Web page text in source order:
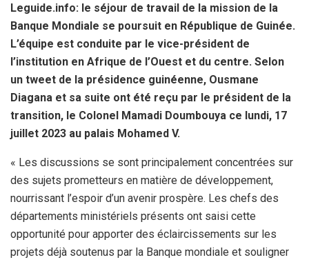
Leguide.info: le séjour de travail de la mission de la
Banque Mondiale se poursuit en République de Guinée.
L’équipe est conduite par le vice-président de
l’institution en Afrique de l’Ouest et du centre. Selon
un tweet de la présidence guinéenne, Ousmane
Diagana et sa suite ont été reçu par le président de la
transition, le Colonel Mamadi Doumbouya ce lundi, 17
juillet 2023 au palais Mohamed V.
« Les discussions se sont principalement concentrées sur
des sujets prometteurs en matière de développement,
nourrissant l’espoir d’un avenir prospère. Les chefs des
départements ministériels présents ont saisi cette
opportunité pour apporter des éclaircissements sur les
projets déjà soutenus par la Banque mondiale et souligner